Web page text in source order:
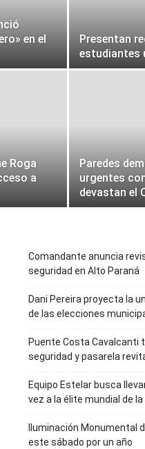
en el
Presentan
estudiantes
Roga
a
Paredes
urgentes
devastan el
Comandante anuncia
seguridad en Alto Paraná
Dani Pereira proyecta la
de las elecciones
Puente Costa Cavalcanti
seguridad y pasarela
Equipo Estelar busca
vez a la élite mundial de
Iluminación Monumental
este sábado por un año